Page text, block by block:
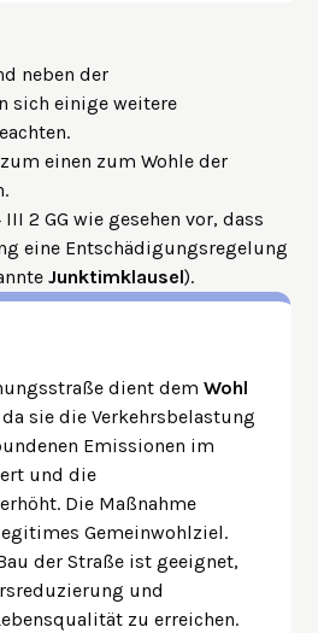
neben der
sich einige weitere
einen zum Wohle der
2 GG wie gesehen vor, dass
eine Entschädigungsregelung
Junktimklausel).
dient demWohl
da sie die Verkehrsbelastung
Emissionen im
und die
Die Maßnahme
Gemeinwohlziel.
der Straße ist geeignet,
und
zu erreichen.